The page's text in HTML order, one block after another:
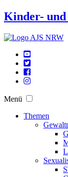
Kinder- und
Menü
Themen